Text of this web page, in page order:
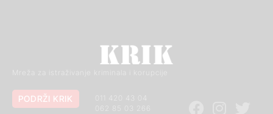
Mreža za istraživanje kriminala i korupcije
011 420 43 04
PODRŽI KRIK